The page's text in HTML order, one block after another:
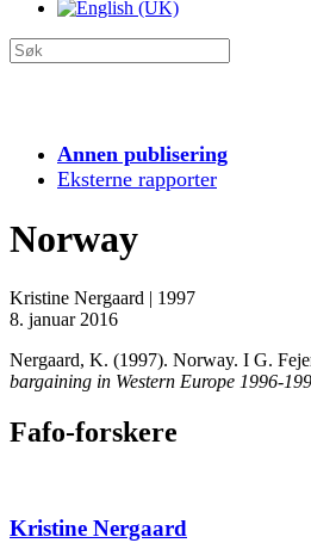
Annen publisering
Eksterne rapporter
Norway
Kristine Nergaard | 1997
8. januar 2016
Nergaard, K. (1997). Norway. I G.
bargaining in Western Europe 1996-
Fafo-forskere
Kristine Nergaard